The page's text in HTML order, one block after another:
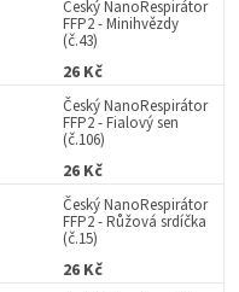
Český NanoRespirátor
FFP2 - Minihvězdy
(č.43)
26 Kč
Český NanoRespirátor
FFP2 - Fialový sen
(č.106)
26 Kč
Český NanoRespirátor
FFP2 - Růžová srdíčka
(č.15)
26 Kč